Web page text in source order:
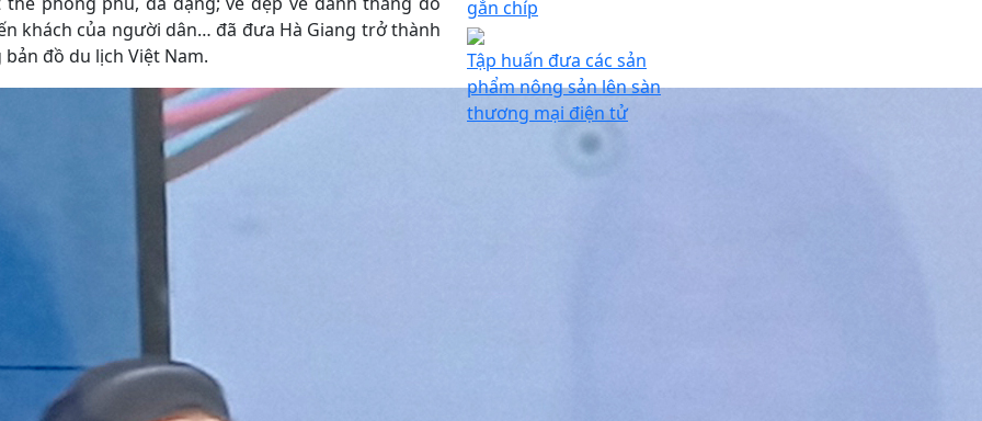
khách của người dân… đã đưa Hà Giang trở thành
đồ du lịch Việt Nam.
gắn chíp
Tập huấn đưa các sản
phẩm nông sản lên sàn
thương mại điện tử